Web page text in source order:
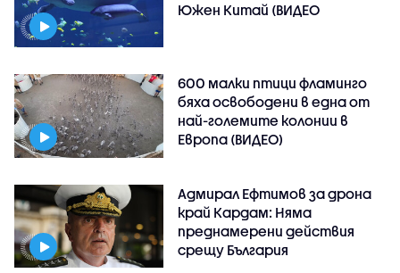
Южен Китай (ВИДЕО
600 малки птици фламинго
бяха освободени в една от
най-големите колонии в
Европа (ВИДЕО)
Адмирал Ефтимов за дрона
край Кардам: Няма
преднамерени действия
срещу България